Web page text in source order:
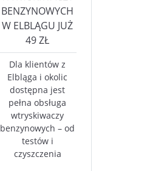
BENZYNOWYCH
W ELBLĄGU JUŻ
49 ZŁ
Dla klientów z
Elbląga i okolic
dostępna jest
pełna obsługa
wtryskiwaczy
benzynowych – od
testów i
czyszczenia